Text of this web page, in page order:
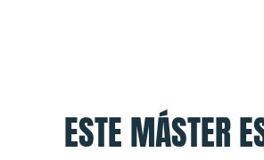
ESTE MÁSTER